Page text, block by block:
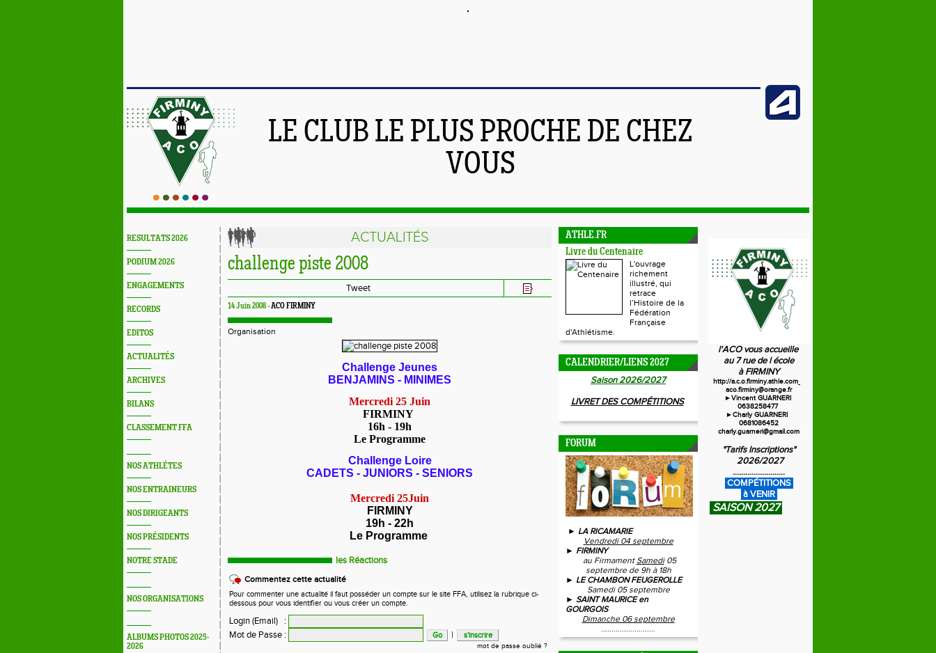
LE CLUB LE PLUS PROCHE DE CHEZ
VOUS
RESULTATS 2026
PODIUM 2026
ENGAGEMENTS
RECORDS
EDITOS
ACTUALITÉS
ARCHIVES
BILANS
CLASSEMENT FFA
NOS ATHLÉTES
NOS ENTRAINEURS
NOS DIRIGEANTS
NOS PRÉSIDENTS
NOTRE STADE
NOS ORGANISATIONS
ALBUMS PHOTOS 2025-
2026
ACTUALITÉS
challenge piste 2008
Tweet
14 Juin 2008 -ACO FIRMINY
Organisation
Challenge Jeunes
BENJAMINS - MINIMES
Mercredi 25 Juin
FIRMINY
16h - 19h
Le Programme
Challenge Loire
CADETS - JUNIORS - SENIORS
Mercredi 25Juin
FIRMINY
19h - 22h
Le Programme
les Réactions
Commentez cette actualité
Pour commenter une actualité il faut posséder un compte sur le site FFA, utilisez la rubrique ci-
dessous pour vous identifier ou vous créer un compte.
Login (Email)
:
Mot de Passe : |
mot de passe oublié ?
ATHLE.FR
Livre du Centenaire
L'ouvrage
richement
illustré, qui
retrace
l’Histoire de la
Fédération
Française
d'Athlétisme.
CALENDRIER/LIENS 2027
Saison 2026/2027
LIVRET DES COMPÉTITIONS
FORUM
► LA RICAMARIE
Vendredi 04 septembre
► FIRMINY
au Firmament Samedi05
septembre de 9h à 18h
► LE CHAMBON FEUGEROLLE
Samedi 05 septembre
► SAINT MAURICE en
GOURGOIS
Dimanche 06 septembre
..........................
l'ACO vous accueille
au 7 rue de l école
à FIRMINY
http://a.c.o.firminy.athle.com
aco.firminy@orange.fr
►Vincent GUARNERI
0638258477
►Charly GUARNERI
0681086452
charly.guarneri@gmail.com
"Tarifs Inscriptions"
2026/2027
.........................
COMPÉTITIONS
à VENIR
SAISON 2027